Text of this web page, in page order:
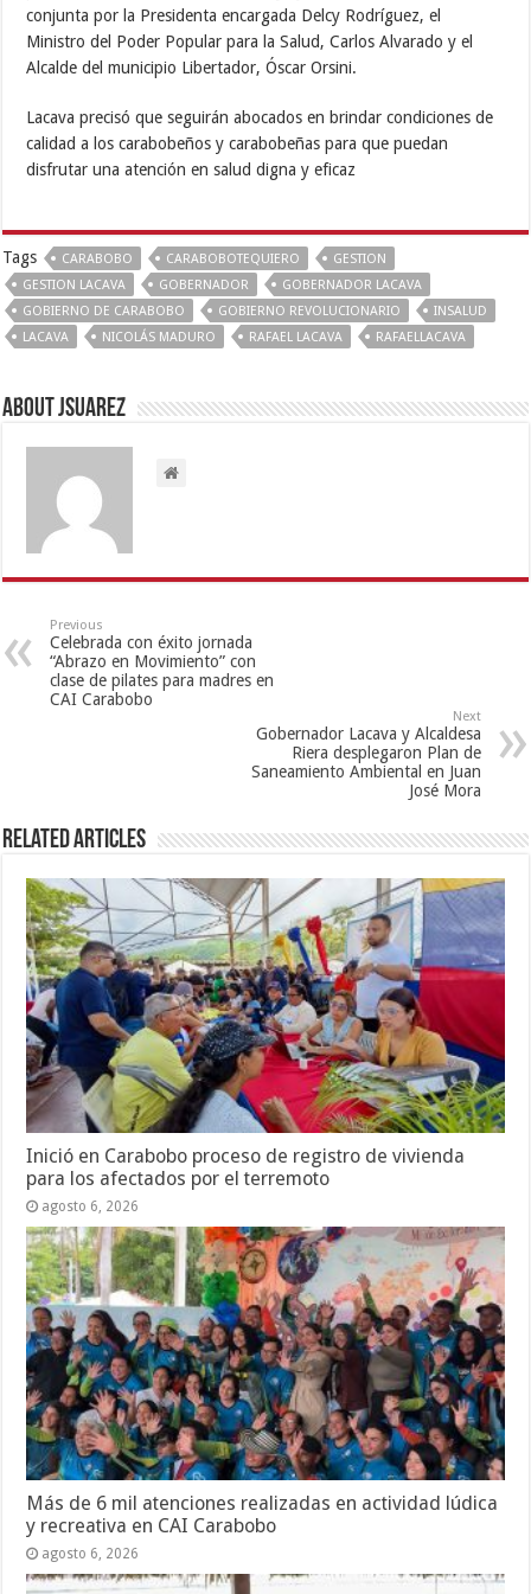
conjunta por la Presidenta encargada Delcy Rodríguez, el
Ministro del Poder Popular para la Salud, Carlos Alvarado y el
Alcalde del municipio Libertador, Óscar Orsini.
Lacava precisó que seguirán abocados en brindar condiciones de
calidad a los carabobeños y carabobeñas para que puedan
disfrutar una atención en salud digna y eficaz
Tags CARABOBO CARABOBOTEQUIERO
GESTION
GESTION LACAVA
GOBERNADOR
GOBERNADOR LACAVA
GOBIERNO DE CARABOBO
GOBIERNO REVOLUCIONARIO
INSALUD
LACAVA
NICOLÁS MADURO RAFAEL LACAVA RAFAELLACAVA
About Jsuarez
Previous
Celebrada con éxito jornada
“Abrazo en Movimiento” con
clase de pilates para madres en
CAI Carabobo
Next
Gobernador Lacava y Alcaldesa
Riera desplegaron Plan de
Saneamiento Ambiental en Juan
José Mora
Related Articles
Inició en Carabobo proceso de registro de vivienda
para los afectados por el terremoto
agosto 6, 2026
Más de 6 mil atenciones realizadas en actividad lúdica
y recreativa en CAI Carabobo
agosto 6, 2026